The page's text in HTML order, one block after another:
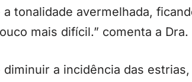
tonalidade avermelhada,
mais difícil.” comenta a Dra.
a incidência das